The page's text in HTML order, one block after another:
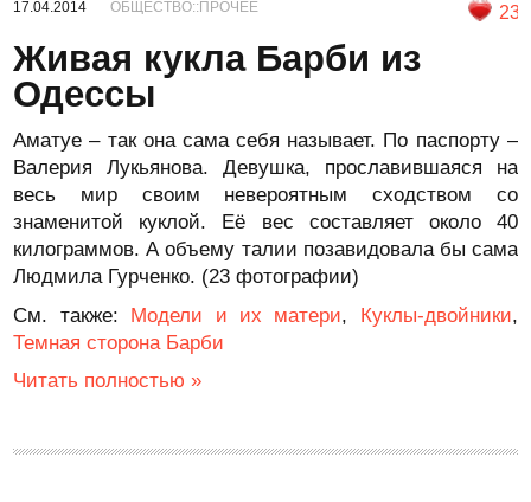
17.04.2014 ОБЩЕСТВО::ПРОЧЕЕ 23
Живая кукла Барби из
Одессы
Аматуе – так она сама себя называет. По паспорту –
Валерия Лукьянова. Девушка, прославившаяся на
весь мир своим невероятным сходством со
знаменитой куклой. Её вес составляет около 40
килограммов. А объему талии позавидовала бы сама
Людмила Гурченко. (23 фотографии)
См. также: Модели и их матери, Куклы-двойники,
Темная сторона Барби
Читать полностью »